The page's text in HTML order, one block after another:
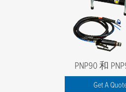
PNP90 和
Get A